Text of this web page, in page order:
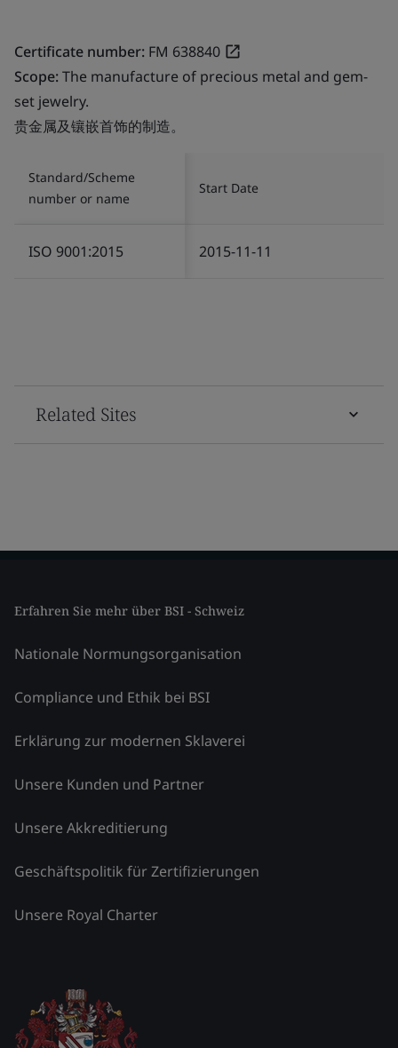
Certificate number: FM 638840
Scope:The manufacture of precious metal and gem-
set jewelry.
贵金属及镶嵌首饰的制造。
Standard/Scheme
number or name
Start Date
ISO 9001:2015 2015-11-11
Related Sites
Erfahren Sie mehr über BSI - Schweiz
Nationale Normungsorganisation
Compliance und Ethik bei BSI
Erklärung zur modernen Sklaverei
Unsere Kunden und Partner
Unsere Akkreditierung
Geschäftspolitik für Zertifizierungen
Unsere Royal Charter